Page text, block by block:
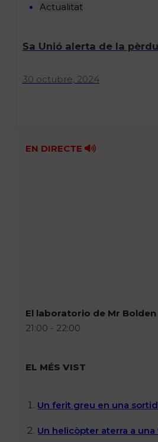
Actualitat
Sa Unió alerta de la
30 octubre, 2024
EN DIRECTE
El laboratorio de Mr Bolden
21:00 - 22:00
EL MÉS VIST
Un ferit greu en una
Un helicòpter aterra a